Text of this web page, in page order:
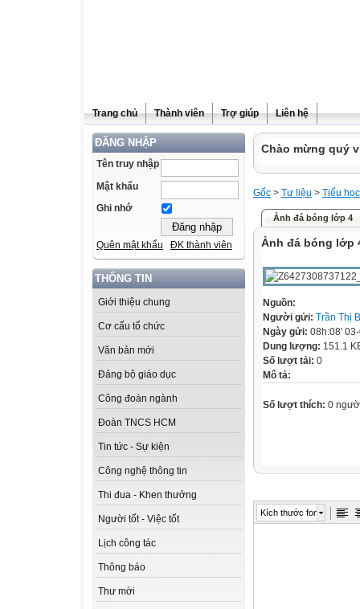
Trang chủ Thành viên Trợ giúp Liên hệ
ĐĂNG NHẬP
Tên truy nhập
Mật khẩu
Ghi nhớ
Quên mật khẩu ĐK thành viên
THÔNG TIN
Giới thiệu chung
Cơ cấu tổ chức
Văn bản mới
Đảng bộ giáo dục
Công đoàn ngành
Đoàn TNCS HCM
Tin tức - Sự kiện
Công nghệ thông tin
Thi đua - Khen thưởng
Người tốt - Việc tốt
Lịch công tác
Thông báo
Thư mời
Chào mừng quý
Gốc > Tư liệu > Tiểu học
Ảnh đá bóng lớp 4
Ảnh đá bóng lớp
Nguồn:
Người gửi: Trần Thị
Ngày gửi: 08h:08'
Dung lượng: 151.1
Số lượt tải: 0
Mô tả:
Số lượt thích: 0
Kích thước font